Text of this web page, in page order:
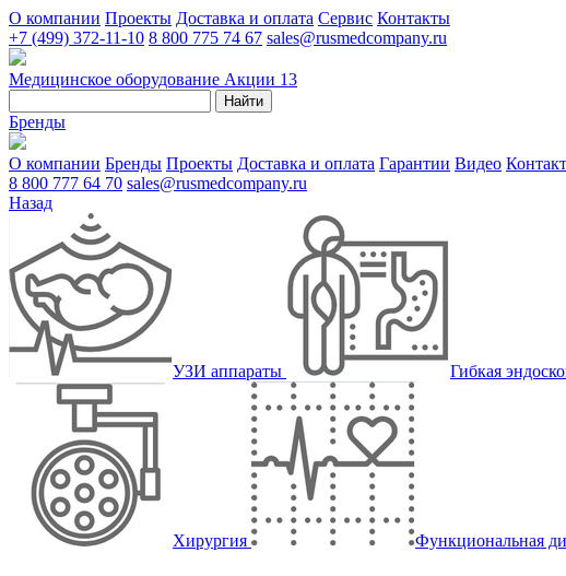
О компании Проекты Доставка и оплата Сервис Контакты
+7 (499) 372-11-10 8 800 775 74 67 sales@rusmedcompany.ru
Медицинское оборудование Акции 13
Найти
Бренды
О компании Бренды Проекты Доставка и оплата Гарантии Видео
8 800 777 64 70 sales@rusmedcompany.ru
Назад
УЗИ аппараты Гибкая
Хирургия Функциональная